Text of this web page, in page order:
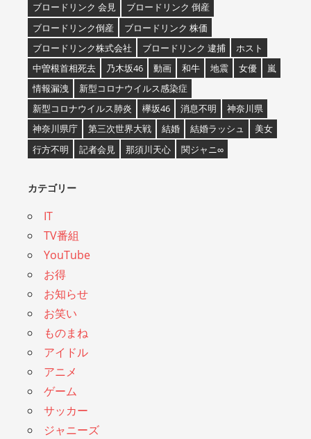
ブロードリンク 会見
ブロードリンク 倒産
ブロードリンク倒産
ブロードリンク 株価
ブロードリンク株式会社
ブロードリンク 逮捕
ホスト
中曽根首相死去
乃木坂46 動画 和牛 地震 女優
嵐
情報漏洩
新型コロナウイルス感染症
新型コロナウイルス肺炎
欅坂46 消息不明
神奈川県
神奈川県庁
第三次世界大戦 結婚 結婚ラッシュ
美女
行方不明
記者会見 那須川天心 関ジャニ∞
カテゴリー
IT
TV番組
YouTube
お得
お知らせ
お笑い
ものまね
アイドル
アニメ
ゲーム
サッカー
ジャニーズ